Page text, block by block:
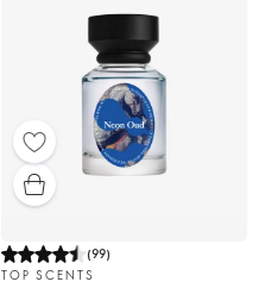
(99)
TOP SCENTS